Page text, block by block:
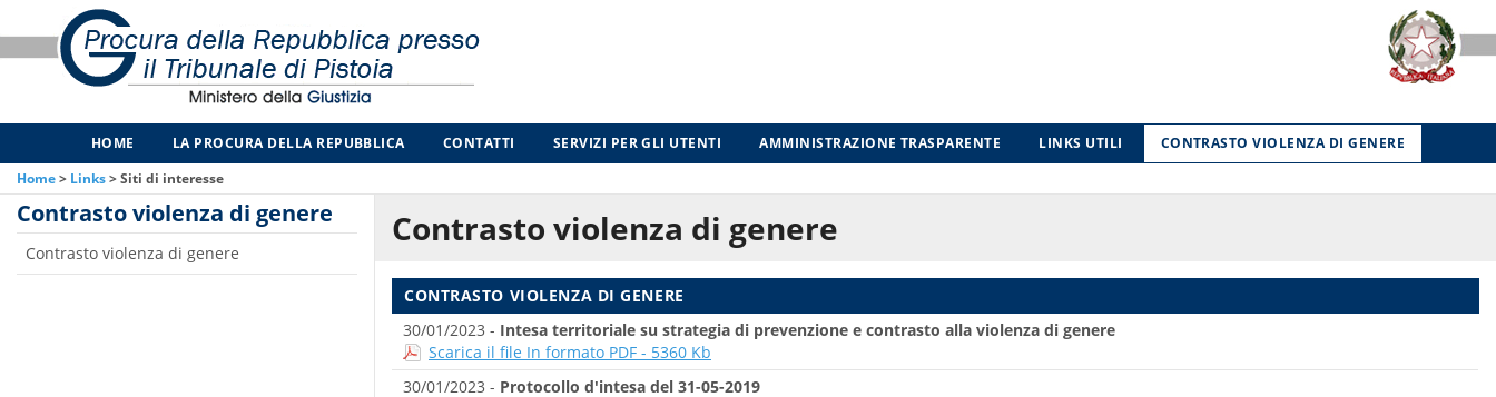
HOME LA PROCURA DELLA REPUBBLICA CONTATTI SERVIZI PER GLI UTENTI AMMINISTRAZIONE TRASPARENTE LINKS UTILI
CONTRASTO VIOLENZA DI GENERE
Home> Links>Siti di interesse
Contrasto violenza di genere
Contrasto violenza di genere
Contrasto violenza di genere
CONTRASTO VIOLENZA DI GENERE
30/01/2023 - Intesa territoriale su strategia di prevenzione e contrasto alla violenza di genere
Scarica il file In formato PDF - 5360 Kb
30/01/2023 - Protocollo d'intesa del 31-05-2019